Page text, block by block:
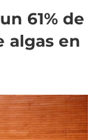
61% de
algas en